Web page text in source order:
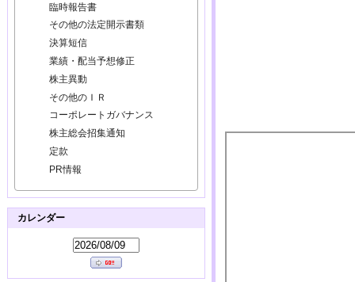
臨時報告書
その他の法定開示書類
決算短信
業績・配当予想修正
株主異動
その他のＩＲ
コーポレートガバナンス
株主総会招集通知
定款
PR情報
カレンダー